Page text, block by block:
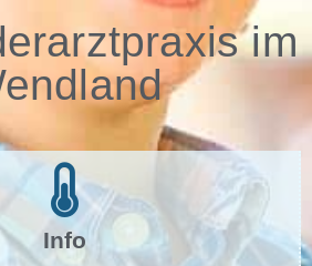
im
Info